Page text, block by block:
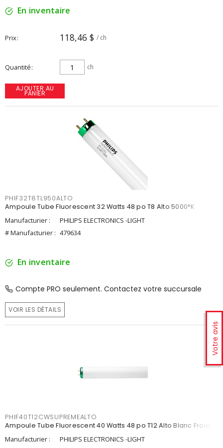
Votre avis
En inventaire
Prix 118,46 $ / ch
Quantité ch
AJOUTER AU
PANIER
PHIF32T8TL950ALTO
Ampoule Tube Fluorescent 32 Watts 48 po T8 Alto 5000°K
Manufacturier :
PHILIPS ELECTRONICS -LIGHT
# Manufacturier : 479634
En inventaire
Compte PRO seulement. Contactez votre succursale
VOIR LES DÉTAILS
PHIF40T12CWSUPREMEALTO
Ampoule Tube Fluorescent 40 Watts 48 po T12 Alto Blanc Froid
Manufacturier :
PHILIPS ELECTRONICS -LIGHT